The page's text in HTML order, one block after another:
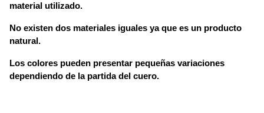
material utilizado.
No existen dos materiales iguales ya que es un producto
natural.
Los colores pueden presentar pequeñas variaciones
dependiendo de la partida del cuero.